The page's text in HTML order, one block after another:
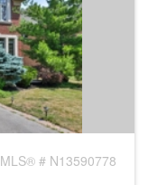
MLS® # N13590778